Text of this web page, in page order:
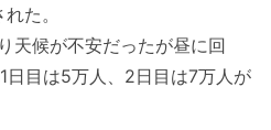
た。
天候が不安だったが昼に回
日目は5万人、2日目は7万人が